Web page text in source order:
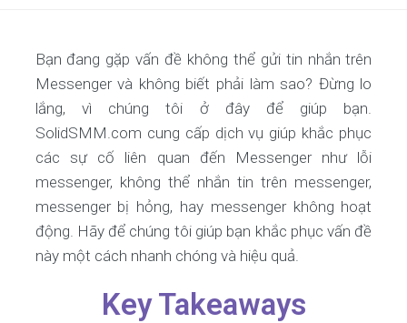
Bạn đang gặp vấn đề không thể gửi tin nhắn trên
Messenger và không biết phải làm sao? Đừng lo
lắng, vì chúng tôi ở đây để giúp bạn.
SolidSMM.com cung cấp dịch vụ giúp khắc phục
các sự cố liên quan đến Messenger như lỗi
messenger, không thể nhắn tin trên messenger,
messenger bị hỏng, hay messenger không hoạt
động. Hãy để chúng tôi giúp bạn khắc phục vấn đề
này một cách nhanh chóng và hiệu quả.
Key Takeaways